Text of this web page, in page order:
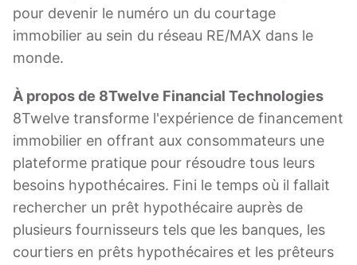
pour devenir le numéro un du courtage
immobilier au sein du réseau RE/MAX dans le
monde.
À propos de 8Twelve Financial Technologies
8Twelve transforme l'expérience de financement
immobilier en offrant aux consommateurs une
plateforme pratique pour résoudre tous leurs
besoins hypothécaires. Fini le temps où il fallait
rechercher un prêt hypothécaire auprès de
plusieurs fournisseurs tels que les banques, les
courtiers en prêts hypothécaires et les prêteurs